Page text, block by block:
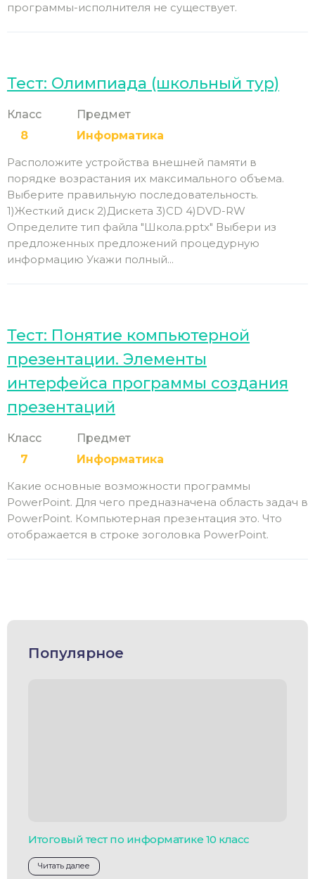
программы-исполнителя не существует.
Тест: Олимпиада (школьный тур)
Класс
8
Предмет
Информатика
Расположите устройства внешней памяти в
порядке возрастания их максимального объема.
Выберите правильную последовательность.
1)Жесткий диск 2)Дискета 3)CD 4)DVD-RW
Определите тип файла "Школа.pptx" Выбери из
предложенных предложений процедурную
информацию Укажи полный...
Тест: Понятие компьютерной
презентации. Элементы
интерфейса программы создания
презентаций
Класс
7
Предмет
Информатика
Какие основные возможности программы
PowerPoint. Для чего предназначена область задач в
PowerPoint. Компьютерная презентация это. Что
отображается в строке зоголовка PowerPoint.
Популярное
Итоговый тест по информатике 10 класс
Читать далее